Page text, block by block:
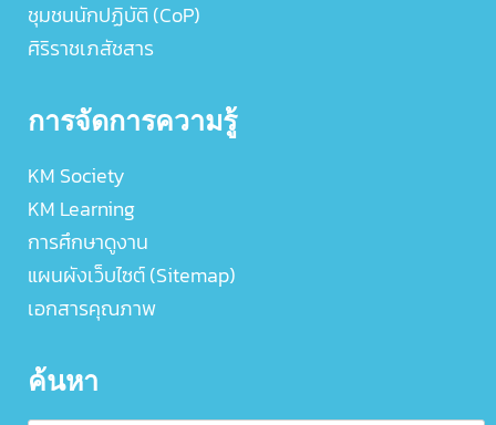
ชุมชนนักปฏิบัติ (CoP)
ศิริราชเภสัชสาร
การจัดการความรู้
KM Society
KM Learning
การศึกษาดูงาน
แผนผังเว็บไซต์ (Sitemap)
เอกสารคุณภาพ
ค้นหา